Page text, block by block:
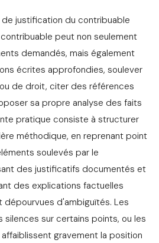
justification du contribuable
peut non seulement
demandés, mais également
écrites approfondies, soulever
de droit, citer des références
sa propre analyse des faits
pratique consiste à structurer
méthodique, en reprenant point
soulevés par le
des justificatifs documentés et
des explications factuelles
d'ambiguïtés. Les
silences sur certains points, ou les
gravement la position